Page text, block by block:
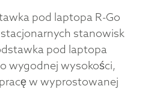
pod laptopa R-Go
stanowisk
pod laptopa
wygodnej wysokości,
w wyprostowanej